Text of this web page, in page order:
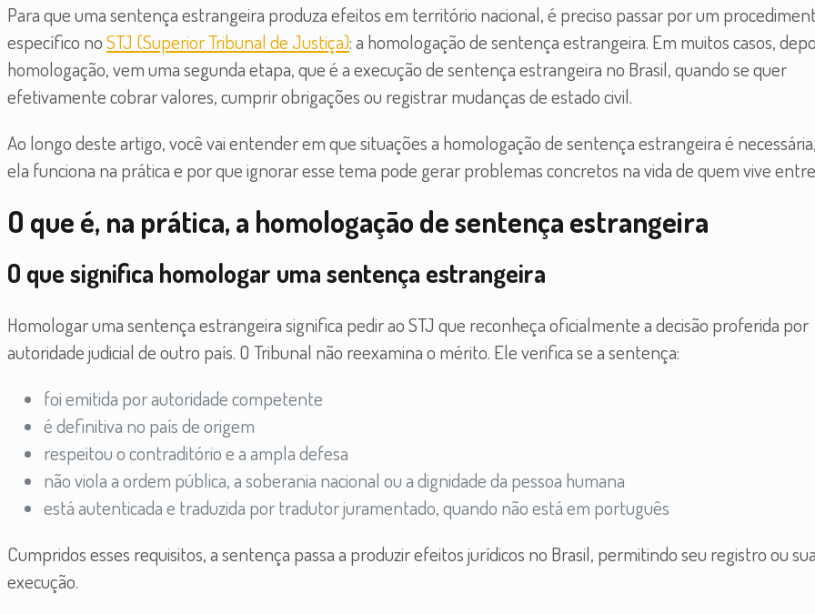
Para que uma sentença estrangeira produza efeitos em território nacional, é preciso passar por um
específico noSTJ (Superior Tribunal de Justiça): a homologação de sentença estrangeira. Em muitos casos,
homologação, vem uma segunda etapa, que é a execução de sentença estrangeira no Brasil, quando se quer
efetivamente cobrar valores, cumprir obrigações ou registrar mudanças de estado civil.
Ao longo deste artigo, você vai entender em que situações a homologação de sentença estrangeira é
ela funciona na prática e por que ignorar esse tema pode gerar problemas concretos na vida de quem vive
O que é, na prática, a homologação de sentença estrangeira
O que significa homologar uma sentença estrangeira
Homologar uma sentença estrangeira significa pedir ao STJ que reconheça oficialmente a decisão proferida por
autoridade judicial de outro país. O Tribunal não reexamina o mérito. Ele verifica se a sentença:
foi emitida por autoridade competente
é definitiva no país de origem
respeitou o contraditório e a ampla defesa
não viola a ordem pública, a soberania nacional ou a dignidade da pessoa humana
está autenticada e traduzida por tradutor juramentado, quando não está em português
Cumpridos esses requisitos, a sentença passa a produzir efeitos jurídicos no Brasil, permitindo seu registro ou sua
execução.